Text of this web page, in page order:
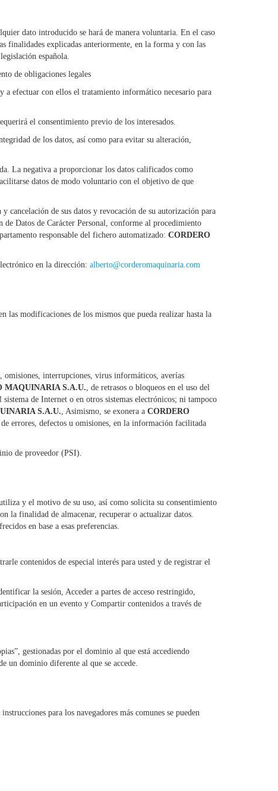
dato introducido se hará de manera voluntaria. En el caso
finalidades explicadas anteriormente, en la forma y con las
española.
de obligaciones legales
a efectuar con ellos el tratamiento informático necesario para
el consentimiento previo de los interesados.
de los datos, así como para evitar su alteración,
La negativa a proporcionar los datos calificados como
datos de modo voluntario con el objetivo de que
cancelación de sus datos y revocación de su autorización para
Datos de Carácter Personal, conforme al procedimiento
responsable del fichero automatizado: CORDERO
en la dirección: alberto@corderomaquinaria.com
modificaciones de los mismos que pueda realizar hasta la
omisiones, interrupciones, virus informáticos, averías
MAQUINARIA S.A.U. , de retrasos o bloqueos en el uso del
de Internet o en otros sistemas electrónicos; ni tampoco
S.A.U. , Asimismo, se exonera a CORDERO
errores, defectos u omisiones, en la información facilitada
de proveedor (PSI).
y el motivo de su uso, así como solicita su consentimiento
la finalidad de almacenar, recuperar o actualizar datos.
en base a esas preferencias.
contenidos de especial interés para usted y de registrar el
la sesión, Acceder a partes de acceso restringido,
en un evento y Compartir contenidos a través de
gestionadas por el dominio al que está accediendo
un dominio diferente al que se accede.
para los navegadores más comunes se pueden